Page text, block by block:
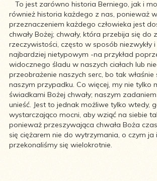
To jest zarówno historia Berniego, jak i
również historia każdego z nas, ponieważ
przeznaczeniem każdego człowieka jest
chwały Bożej; chwały, która przebija się do
rzeczywistości, często w sposób niezwykły
najbardziej nietypowym -na przykład
widocznego śladu w naszych ciałach lub
przeobrażenie naszych serc, bo tak właśnie
naszym przypadku. Co więcej, my nie tylko
świadkami Bożej chwały; naszym
unieść. Jest to jednak możliwe tylko wtedy,
wystarczająco mocni, aby wziąć na siebie
ponieważ przeszywająca chwała Boża
się ciężarem nie do wytrzymania, o czym ja
przekonaliśmy się wielokrotnie.